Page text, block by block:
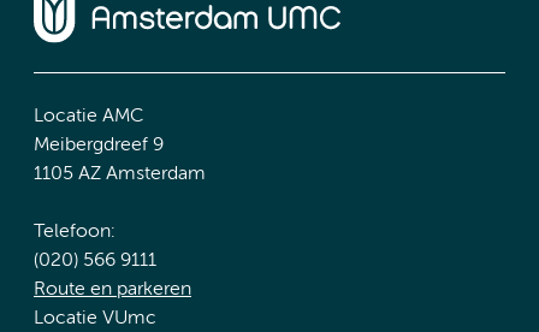
Locatie AMC
Meibergdreef 9
1105 AZ Amsterdam
Telefoon:
(020) 566 9111
Route en parkeren
Locatie VUmc